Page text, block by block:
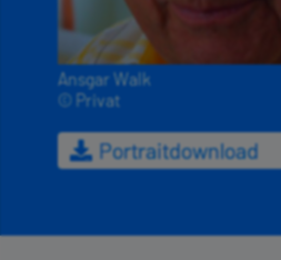
Ansgar Walk
© Privat
Portraitdownload